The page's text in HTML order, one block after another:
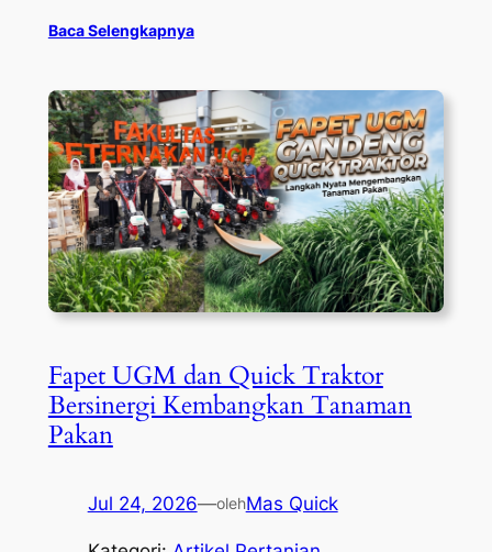
Baca Selengkapnya
Fapet UGM dan Quick Traktor
Bersinergi Kembangkan Tanaman
Pakan
Jul 24, 2026—olehMas Quick